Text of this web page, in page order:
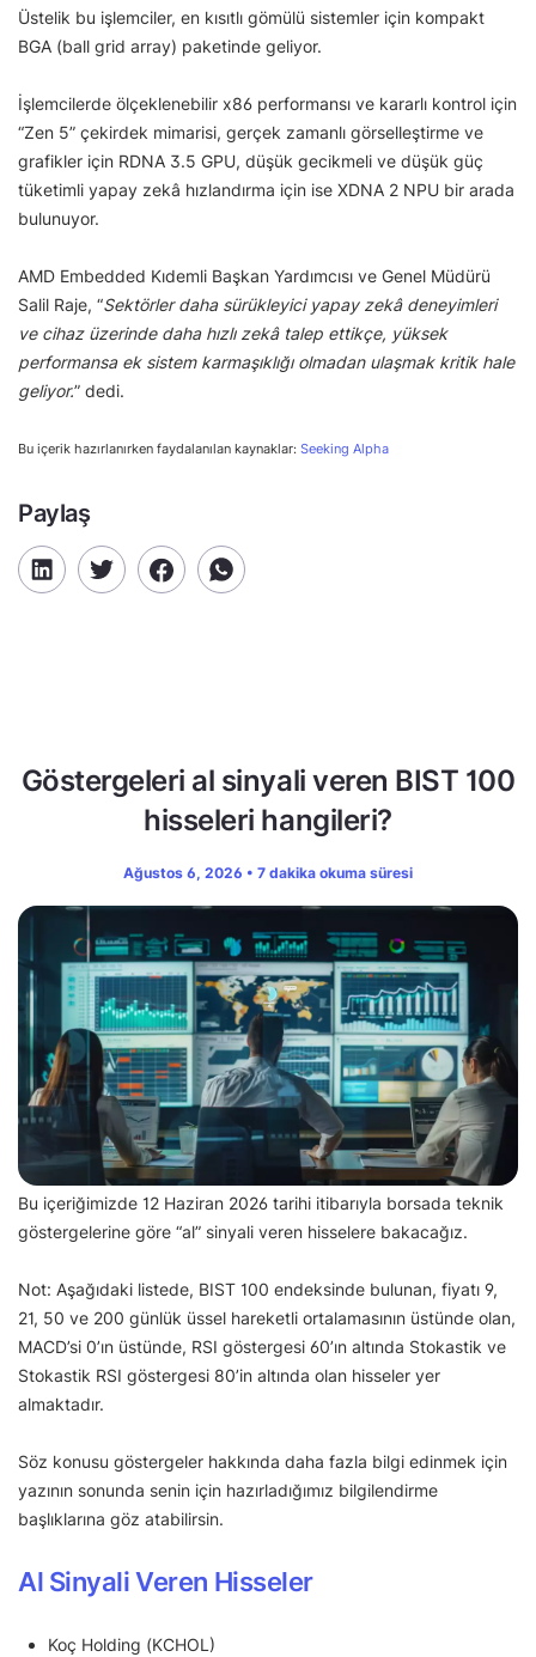
Üstelik bu işlemciler, en kısıtlı gömülü sistemler için kompakt
BGA (ball grid array) paketinde geliyor.
İşlemcilerde ölçeklenebilir x86 performansı ve kararlı kontrol için
“Zen 5” çekirdek mimarisi, gerçek zamanlı görselleştirme ve
grafikler için RDNA 3.5 GPU, düşük gecikmeli ve düşük güç
tüketimli yapay zekâ hızlandırma için ise XDNA 2 NPU bir arada
bulunuyor.
AMD Embedded Kıdemli Başkan Yardımcısı ve Genel Müdürü
Salil Raje, “Sektörler daha sürükleyici yapay zekâ deneyimleri
ve cihaz üzerinde daha hızlı zekâ talep ettikçe, yüksek
performansa ek sistem karmaşıklığı olmadan ulaşmak kritik hale
geliyor.” dedi.
Bu içerik hazırlanırken faydalanılan kaynaklar: Seeking Alpha
Paylaş
Göstergeleri al sinyali veren BIST 100
hisseleri hangileri?
Ağustos 6, 2026 • 7 dakika okuma süresi
Bu içeriğimizde 12 Haziran 2026 tarihi itibarıyla borsada teknik
göstergelerine göre “al” sinyali veren hisselere bakacağız.
Not: Aşağıdaki listede, BIST 100 endeksinde bulunan, fiyatı 9,
21, 50 ve 200 günlük üssel hareketli ortalamasının üstünde olan,
MACD’si 0’ın üstünde, RSI göstergesi 60’ın altında Stokastik ve
Stokastik RSI göstergesi 80’in altında olan hisseler yer
almaktadır.
Söz konusu göstergeler hakkında daha fazla bilgi edinmek için
yazının sonunda senin için hazırladığımız bilgilendirme
başlıklarına göz atabilirsin.
Al Sinyali Veren Hisseler
Koç Holding (KCHOL)